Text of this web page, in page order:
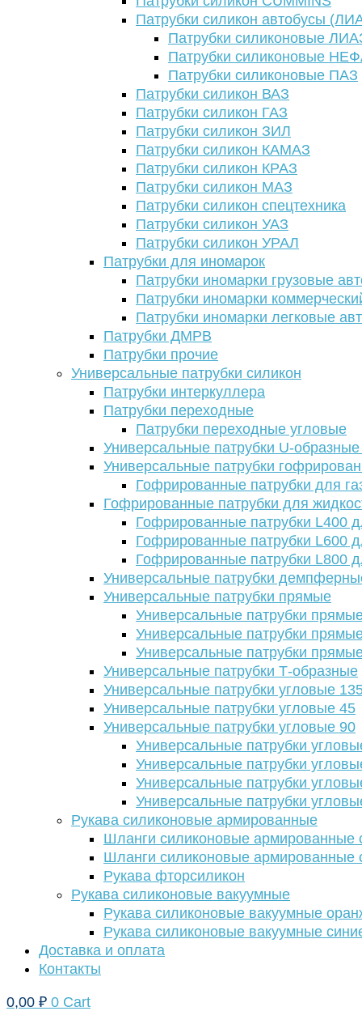
Патрубки силикон автобусы
Патрубки силиконовые
Патрубки силиконовые
Патрубки силиконовые ПАЗ
Патрубки силикон ВАЗ
Патрубки силикон ГАЗ
Патрубки силикон ЗИЛ
Патрубки силикон КАМАЗ
Патрубки силикон КРАЗ
Патрубки силикон МАЗ
Патрубки силикон спецтехника
Патрубки силикон УАЗ
Патрубки силикон УРАЛ
Патрубки для иномарок
Патрубки иномарки грузовые
Патрубки иномарки
Патрубки иномарки легковые
Патрубки ДМРВ
Патрубки прочие
Универсальные патрубки силикон
Патрубки интеркуллера
Патрубки переходные
Патрубки переходные угловые
Универсальные патрубки U-
Универсальные патрубки
Гофрированные патрубки для
Гофрированные патрубки для
Гофрированные патрубки L400
Гофрированные патрубки L600
Гофрированные патрубки L800
Универсальные патрубки
Универсальные патрубки прямые
Универсальные патрубки
Универсальные патрубки
Универсальные патрубки
Универсальные патрубки Т-образные
Универсальные патрубки угловые
Универсальные патрубки угловые 45
Универсальные патрубки угловые 90
Универсальные патрубки
Универсальные патрубки
Универсальные патрубки
Универсальные патрубки
Рукава силиконовые армированные
Шланги силиконовые армированные
Шланги силиконовые армированные
Рукава фторсиликон
Рукава силиконовые вакуумные
Рукава силиконовые вакуумные
Рукава силиконовые вакуумные
Доставка и оплата
Контакты
0,00 ₽ 0 Cart